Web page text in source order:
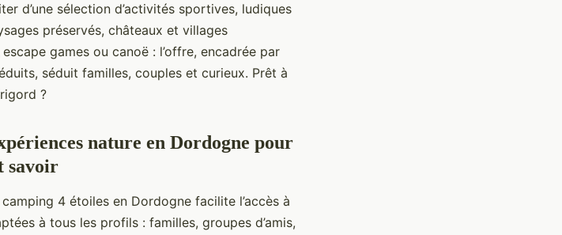
d’une sélection d’activités sportives, ludiques
préservés, châteaux et villages
games ou canoë : l’offre, encadrée par
séduit familles, couples et curieux. Prêt à
?
nature en Dordogne pour
savoir
4 étoiles en Dordogne facilite l’accès à
à tous les profils : familles, groupes d’amis,